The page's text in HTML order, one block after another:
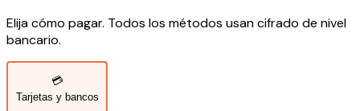
Elija cómo pagar. Todos los métodos usan cifrado de nivel
bancario.
💳
Tarjetas y bancos